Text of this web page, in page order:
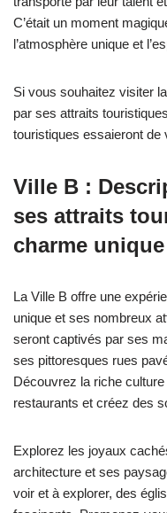
C’était un moment
l’atmosphère unique et
Si vous souhaitez visiter
par ses attraits
touristiques essaieront de
Ville B :
ses attraits
charme unique
La Ville B offre une
unique et ses nombreux
seront captivés par ses
ses pittoresques rues
Découvrez la riche
restaurants et créez des
Explorez les joyaux
architecture et ses
voir et à explorer, des